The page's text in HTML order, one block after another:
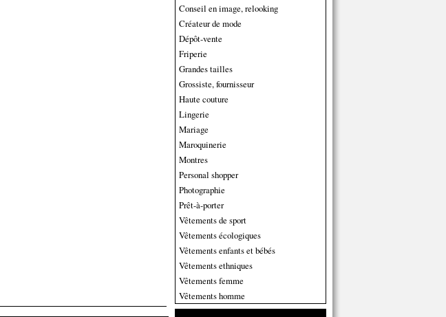
Conseil en image, relooking
Créateur de mode
Dépôt-vente
Friperie
Grandes tailles
Grossiste, fournisseur
Haute couture
Lingerie
Mariage
Maroquinerie
Montres
Personal shopper
Photographie
Prêt-à-porter
Vêtements de sport
Vêtements écologiques
Vêtements enfants et bébés
Vêtements ethniques
Vêtements femme
Vêtements homme